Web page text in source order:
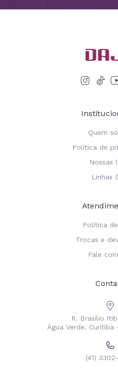
Quem
Política de
Nossas
Linhas
Política
Trocas e
Fale
R. Brasílio
Água Verde,
(41)